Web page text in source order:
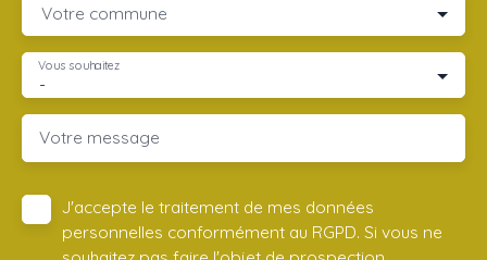
Votre commune
-
Vous souhaitez
Votre message
J'accepte le traitement de mes données
personnelles conformément au RGPD. Si vous ne